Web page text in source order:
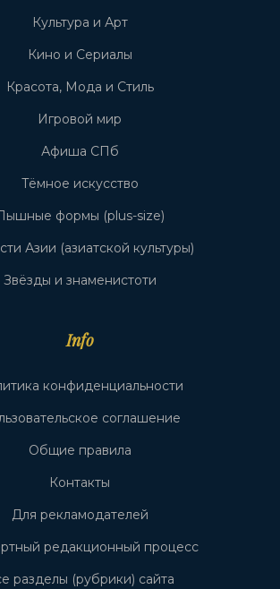
Культура и Арт
Кино и Сериалы
Красота, Мода и Стиль
Игровой мир
Афиша СПб
Тёмное искусство
формы (plus-size)
Азии (азиатской культуры)
Звёзды и знаменистоти
Info
конфиденциальности
соглашение
Общие правила
Контакты
Для рекламодателей
редакционный процесс
разделы (рубрики) сайта